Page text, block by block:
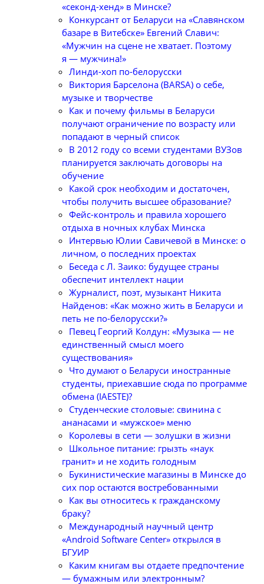
«секонд-хенд» в Минске?
Конкурсант от Беларуси на «Славянском
базаре в Витебске» Евгений Славич:
«Мужчин на сцене не хватает. Поэтому
я — мужчина!»
Линди-хоп по-белорусски
Виктория Барселона (BARSA) о себе,
музыке и творчестве
Как и почему фильмы в Беларуси
получают ограничение по возрасту или
попадают в черный список
В 2012 году со всеми студентами ВУЗов
планируется заключать договоры на
обучение
Какой срок необходим и достаточен,
чтобы получить высшее образование?
Фейс-контроль и правила хорошего
отдыха в ночных клубах Минска
Интервью Юлии Савичевой в Минске: о
личном, о последних проектах
Беседа с Л. Заико: будущее страны
обеспечит интеллект нации
Журналист, поэт, музыкант Никита
Найденов: «Как можно жить в Беларуси и
петь не по-белорусски?»
Певец Георгий Колдун: «Музыка — не
единственный смысл моего
существования»
Что думают о Беларуси иностранные
студенты, приехавшие сюда по программе
обмена (IAESTE)?
Студенческие столовые: свинина с
ананасами и «мужское» меню
Королевы в сети — золушки в жизни
Школьное питание: грызть «наук
гранит» и не ходить голодным
Букинистические магазины в Минске до
сих пор остаются востребованными
Как вы относитесь к гражданскому
браку?
Международный научный центр
«Android Software Center» открылся в
БГУИР
Каким книгам вы отдаете предпочтение
— бумажным или электронным?